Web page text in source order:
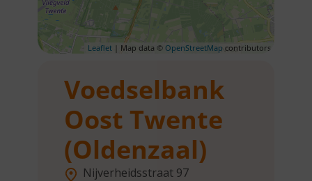
Leaflet | Map data © OpenStreetMap contributors
Voedselbank
Oost Twente
(Oldenzaal)
Nijverheidsstraat 97